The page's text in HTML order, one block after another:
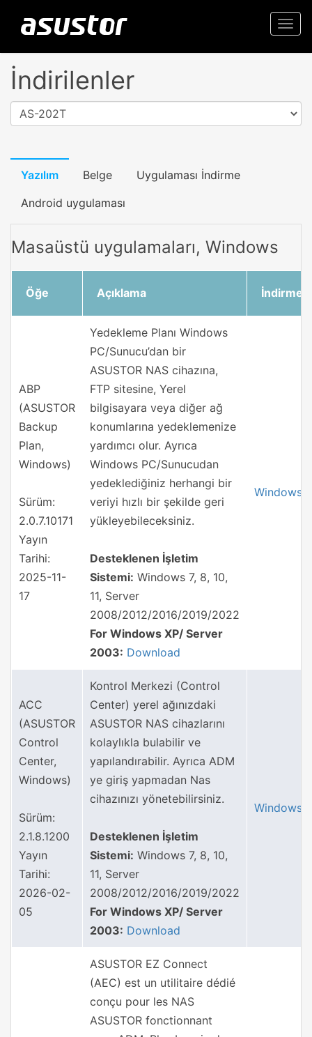
İndirilenler
AS-202T
Yazılım Belge
Uygulaması İndirme
Android uygulaması
Masaüstü uygulamaları, Windows
Öğe Açıklama İndirme
ABP
(ASUSTOR
Backup
Plan,
Windows)
Sürüm:
2.0.7.10171
Yayın
Tarihi:
2025-11-
17
Yedekleme Planı Windows
PC/Sunucu’dan bir
ASUSTOR NAS cihazına,
FTP sitesine, Yerel
bilgisayara veya diğer ağ
konumlarına yedeklemenize
yardımcı olur. Ayrıca
Windows PC/Sunucudan
yedeklediğiniz herhangi bir
veriyi hızlı bir şekilde geri
yükleyebileceksiniz.
Desteklenen İşletim
Sistemi: Windows 7, 8, 10,
11, Server
2008/2012/2016/2019/2022
For Windows XP/ Server
2003: Download
Windows
ACC
(ASUSTOR
Control
Center,
Windows)
Sürüm:
2.1.8.1200
Yayın
Tarihi:
2026-02-
05
Kontrol Merkezi (Control
Center) yerel ağınızdaki
ASUSTOR NAS cihazlarını
kolaylıkla bulabilir ve
yapılandırabilir. Ayrıca ADM
ye giriş yapmadan Nas
cihazınızı yönetebilirsiniz.
Desteklenen İşletim
Sistemi: Windows 7, 8, 10,
11, Server
2008/2012/2016/2019/2022
For Windows XP/ Server
2003: Download
Windows
ASUSTOR EZ Connect
(AEC) est un utilitaire dédié
conçu pour les NAS
ASUSTOR fonctionnant